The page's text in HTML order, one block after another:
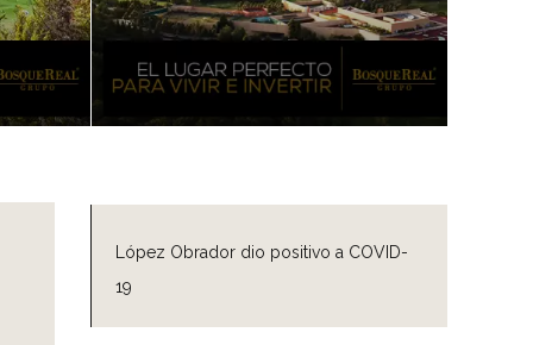
López Obrador dio positivo a COVID-
19